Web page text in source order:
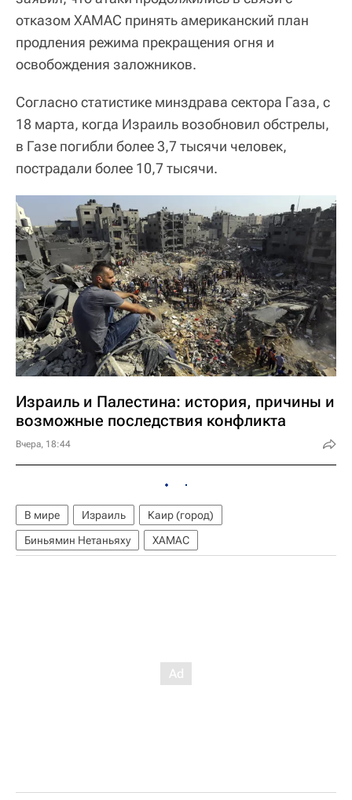
отказом ХАМАС принять американский план
продления режима прекращения огня и
освобождения заложников.
Согласно статистике минздрава сектора Газа, с
18 марта, когда Израиль возобновил обстрелы,
в Газе погибли более 3,7 тысячи человек,
пострадали более 10,7 тысячи.
Израиль и Палестина: история, причины и
возможные последствия конфликта
Вчера, 18:44
В мире Израиль
Каир (город)
Биньямин Нетаньяху
ХАМАС